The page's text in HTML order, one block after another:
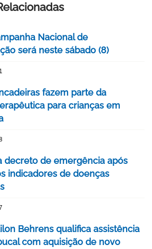
Nacional de
será neste sábado (8)
fazem parte da
para crianças em
decreto de emergência após
indicadores de doenças
Behrens qualifica assistência
com aquisição de novo